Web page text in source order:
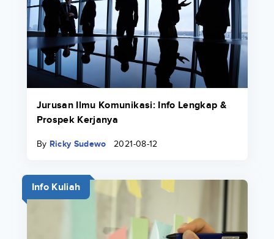
Jurusan Ilmu Komunikasi: Info Lengkap &
Prospek Kerjanya
By Ricky Sudewo 2021-08-12
Info Kuliah